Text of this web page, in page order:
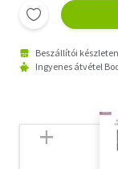
Beszállítói készleten
Ingyenes átvétel